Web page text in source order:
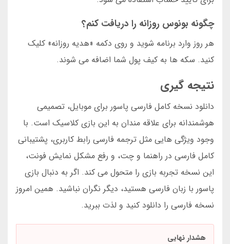
چگونه بونوس روزانه را دریافت کنم؟
هر روز وارد برنامه شوید و روی دکمه «هدیه روزانه» کلیک
کنید. سکه ها به کیف پول شما اضافه می شوند.
نتیجه گیری
دانلود نسخه کامل فارسی پاسور برای موبایل، تصمیمی
هوشمندانه برای علاقه مندان به این بازی کلاسیک است. با
وجود ویژگی هایی مثل ترجمه فارسی رابط کاربری، پشتیبانی
کامل فارسی در راهنما و چت، و رفع مشکل نمایش فونت،
این نسخه تجربه بازی را متحول می کند. اگر به دنبال بازی
پاسور با زبان فارسی هستید، دیگر نگران نباشید. همین امروز
نسخه فارسی را دانلود کنید و لذت ببرید.
هشدار نهایی